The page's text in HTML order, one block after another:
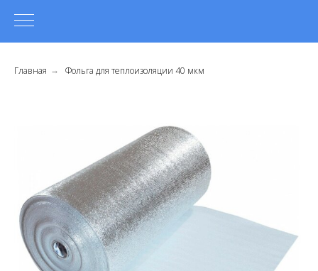
Главная → Фольга для теплоизоляции 40 мкм